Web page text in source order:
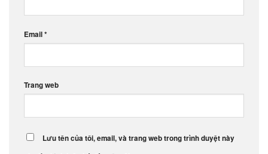
Email*
Trang web
Lưu tên của tôi, email, và trang web trong trình duyệt này